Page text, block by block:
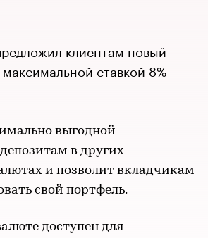
клиентам новый
ставкой 8%
выгодной
в других
и позволит вкладчикам
свой портфель.
доступен для